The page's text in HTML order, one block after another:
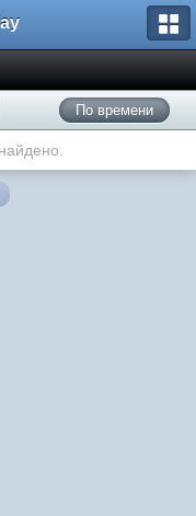
По времени